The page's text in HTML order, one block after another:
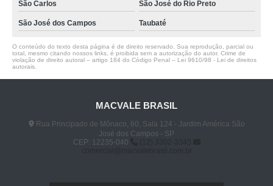
São Carlos São José do Rio Preto
São José dos Campos Taubaté
O conteúdo do texto desta página é de direito reservado. Sua reprodução, parcial ou
total, mesmo citando nossos links, é proibida sem a autorização do autor. Crime de
violação de direito autoral – artigo 184 do Código Penal – Lei 9610/98 - Lei de direitos
autorais
MACVALE BRASIL
Rua Principado de Mônaco, 60, Sala 124 - Jardim América São
José dos Campos - SP
CEP: 12235-040
(12) 3302-3345
comercial@macvalebrasil.com.br